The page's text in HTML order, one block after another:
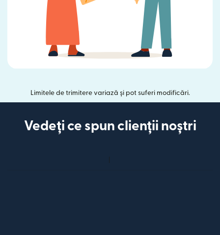
Limitele de trimitere variază și pot suferi modificări.
Vedeți ce spun clienții noștri